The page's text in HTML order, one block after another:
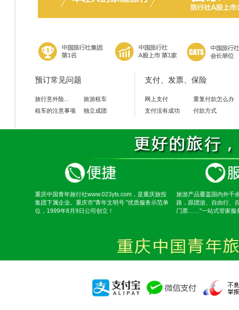
预订常见问题
旅行意外险...
旅游租车
租车的注意事项
独立成团
支付、发票、保险
网上支付
重复付款怎么办
支付没有成功
付款方式
重庆中国青年旅行社www.023yts.com，是重庆旅投
集团下属企业。重庆市"青年文明号 "优质服务示范单
位，1999年8月9日公司创立！
旅游产品覆盖国内外千
路，跟团游、自由行、
门票……"一站式管家服